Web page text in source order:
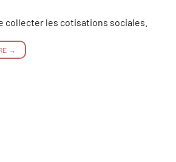
collecter les cotisations sociales.
→